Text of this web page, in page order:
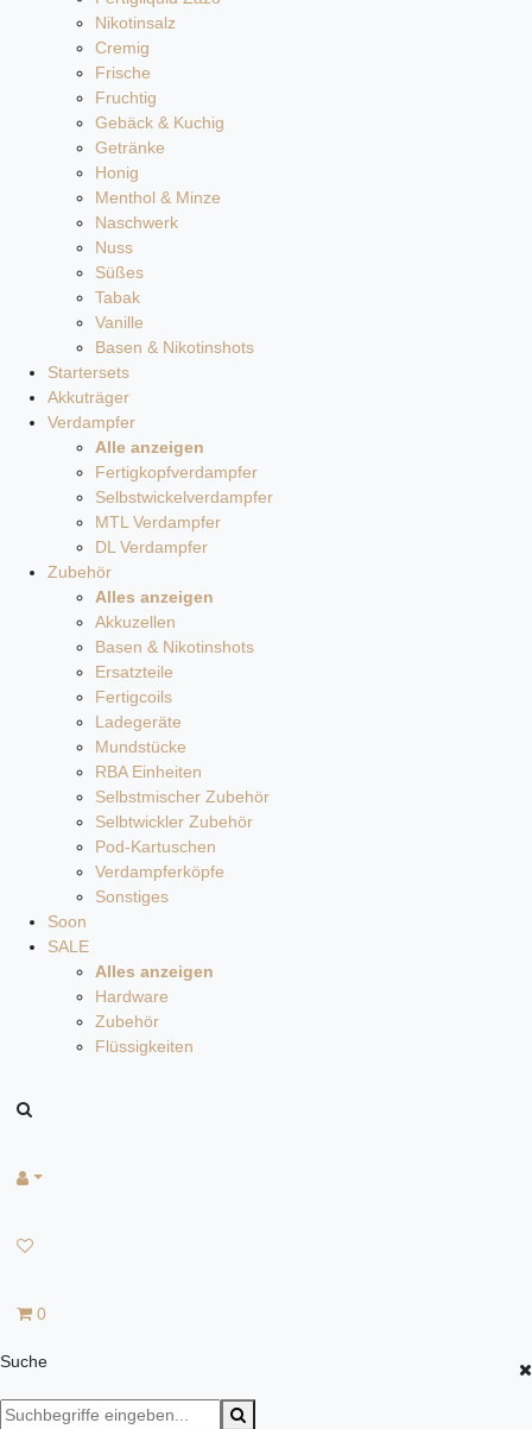
Nikotinsalz
Cremig
Frische
Fruchtig
Gebäck & Kuchig
Getränke
Honig
Menthol & Minze
Naschwerk
Nuss
Süßes
Tabak
Vanille
Basen & Nikotinshots
Startersets
Akkuträger
Verdampfer
Alle anzeigen
Fertigkopfverdampfer
Selbstwickelverdampfer
MTL Verdampfer
DL Verdampfer
Zubehör
Alles anzeigen
Akkuzellen
Basen & Nikotinshots
Ersatzteile
Fertigcoils
Ladegeräte
Mundstücke
RBA Einheiten
Selbstmischer Zubehör
Selbtwickler Zubehör
Pod-Kartuschen
Verdampferköpfe
Sonstiges
Soon
SALE
Alles anzeigen
Hardware
Zubehör
Flüssigkeiten
0
Suche